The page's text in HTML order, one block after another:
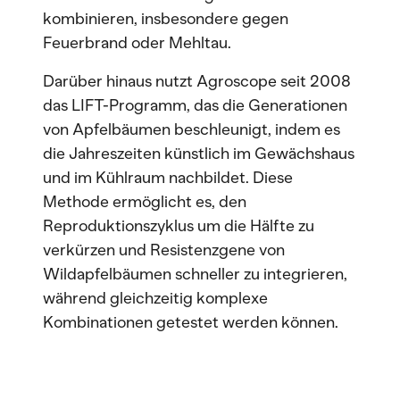
kombinieren, insbesondere gegen
Feuerbrand oder Mehltau.
Darüber hinaus nutzt Agroscope seit 2008
das LIFT-Programm, das die Generationen
von Apfelbäumen beschleunigt, indem es
die Jahreszeiten künstlich im Gewächshaus
und im Kühlraum nachbildet. Diese
Methode ermöglicht es, den
Reproduktionszyklus um die Hälfte zu
verkürzen und Resistenzgene von
Wildapfelbäumen schneller zu integrieren,
während gleichzeitig komplexe
Kombinationen getestet werden können.